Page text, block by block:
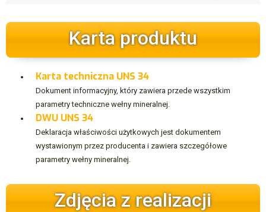
Karta produktu
Karta techniczna UNS 34
Dokument informacyjny, który zawiera przede wszystkim
parametry techniczne wełny mineralnej.
DWU UNS 34
Deklaracja właściwości użytkowych jest dokumentem
wystawionym przez producenta i zawiera szczegółowe
parametry wełny mineralnej.
Zdjęcia z realizacji